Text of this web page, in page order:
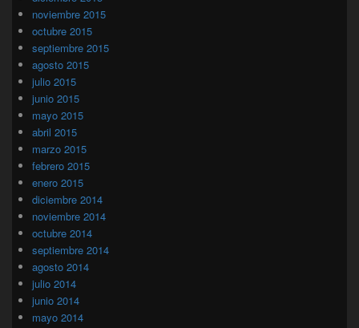
noviembre 2015
octubre 2015
septiembre 2015
agosto 2015
julio 2015
junio 2015
mayo 2015
abril 2015
marzo 2015
febrero 2015
enero 2015
diciembre 2014
noviembre 2014
octubre 2014
septiembre 2014
agosto 2014
julio 2014
junio 2014
mayo 2014